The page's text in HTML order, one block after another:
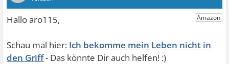
Ich bekomme mein Leben nicht in
den Griff